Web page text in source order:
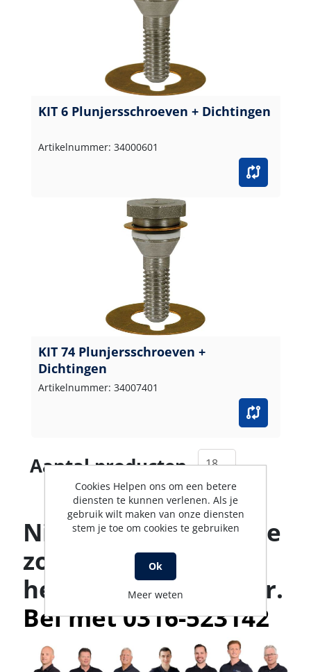
KIT 6 Plunjersschroeven + Dichtingen
Artikelnummer: 34000601
KIT 74 Plunjersschroeven +
Dichtingen
Artikelnummer: 34007401
Aantal producten
Niet gevonden wat je
zoekt? Ons team
helpt je graag verder.
Bel met 0316-523142
Cookies Helpen ons om een betere
diensten te kunnen verlenen. Als je
gebruik wilt maken van onze diensten
stem je toe om cookies te gebruiken
Ok
Meer weten